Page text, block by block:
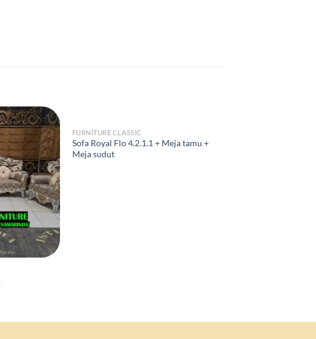
FURNITURE CLASSIC
Sofa Royal Flo 4.2.1.1 + Meja tamu +
Meja sudut